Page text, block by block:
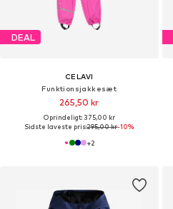
DEAL
CELAVI
Funktionsjakkesæt
265,50 kr
Oprindeligt: 375,00 kr
Sidste laveste pris:295,00 kr-10%
+2